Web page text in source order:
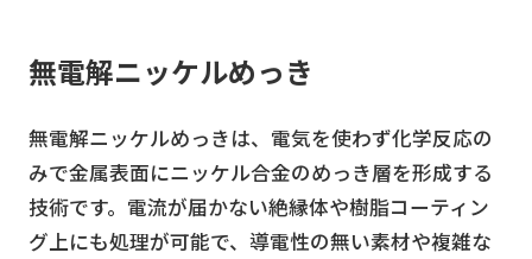
無電解ニッケルめっき
無電解ニッケルめっきは、電気を使わず化学反応の
みで金属表面にニッケル合金のめっき層を形成する
技術です。電流が届かない絶縁体や樹脂コーティン
グ上にも処理が可能で、導電性の無い素材や複雑な